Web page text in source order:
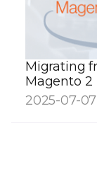
Migrating
Magento 2
2025-07-07